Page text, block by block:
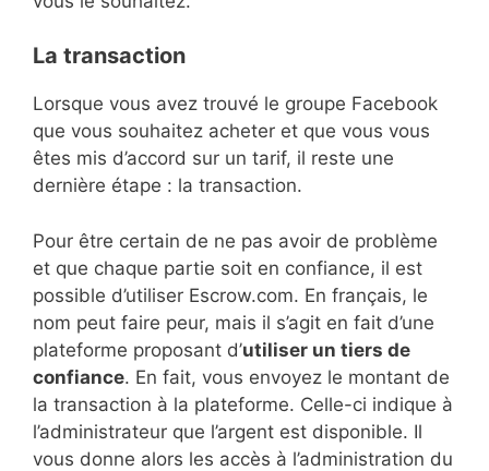
La transaction
Lorsque vous avez trouvé le groupe Facebook
que vous souhaitez acheter et que vous vous
êtes mis d’accord sur un tarif, il reste une
dernière étape : la transaction.
Pour être certain de ne pas avoir de problème
et que chaque partie soit en confiance, il est
possible d’utiliser Escrow.com. En français, le
nom peut faire peur, mais il s’agit en fait d’une
plateforme proposant d’utiliser un tiers de
confiance. En fait, vous envoyez le montant de
la transaction à la plateforme. Celle-ci indique à
l’administrateur que l’argent est disponible. Il
vous donne alors les accès à l’administration du